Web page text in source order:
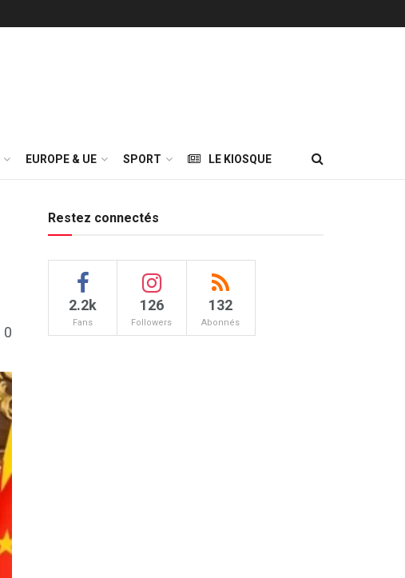
EUROPE & UE SPORT LE KIOSQUE
0
Restez connectés
2.2k
Fans
126
Followers
132
Abonnés